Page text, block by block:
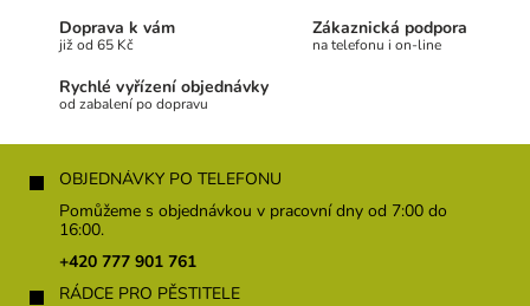
p
v
y
v
ý
Doprava k vám
již od 65 Kč
Zákaznická podpora
na telefonu i on-line
Rychlé vyřízení objednávky
od zabalení po dopravu
Z
OBJEDNÁVKY PO TELEFONU
Pomůžeme s objednávkou v pracovní dny od 7:00 do
16:00.
+420 777 901 761
RÁDCE PRO PĚSTITELE